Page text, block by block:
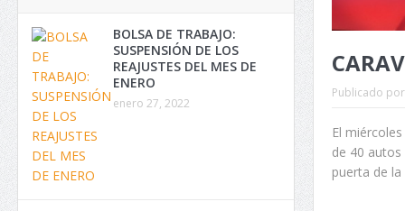
Publicado
El
de 40
puerta de
BOLSA DE TRABAJO:
SUSPENSIÓN DE LOS
REAJUSTES DEL MES DE
ENERO
enero 27, 2022